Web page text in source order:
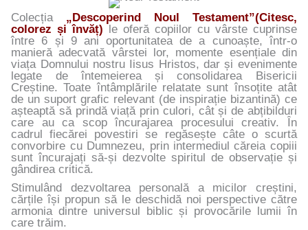
Colecția „Descoperind Noul Testament”(Citesc,
colorez și învăț) le oferă copiilor cu vârste cuprinse
între 6 și 9 ani oportunitatea de a cunoaște, într-o
manieră adecvată vârstei lor, momente esențiale din
viața Domnului nostru Iisus Hristos, dar și evenimente
legate de întemeierea și consolidarea Bisericii
Creștine. Toate întâmplările relatate sunt însoțite atât
de un suport grafic relevant (de inspirație bizantină) ce
așteaptă să prindă viață prin culori, cât și de abțibilduri
care au ca scop încurajarea procesului creativ. În
cadrul fiecărei povestiri se regăsește câte o scurtă
convorbire cu Dumnezeu, prin intermediul căreia copiii
sunt încurajați să-și dezvolte spiritul de observație și
gândirea critică.
Stimulând dezvoltarea personală a micilor creștini,
cărțile își propun să le deschidă noi perspective către
armonia dintre universul biblic și provocările lumii în
care trăim.